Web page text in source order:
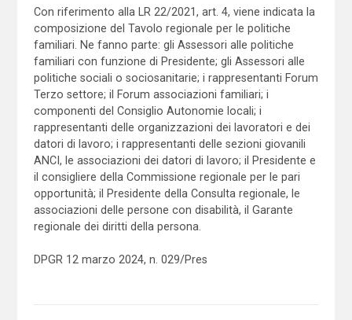
Con riferimento alla LR 22/2021, art. 4, viene indicata la
composizione del Tavolo regionale per le politiche
familiari. Ne fanno parte: gli Assessori alle politiche
familiari con funzione di Presidente; gli Assessori alle
politiche sociali o sociosanitarie; i rappresentanti Forum
Terzo settore; il Forum associazioni familiari; i
componenti del Consiglio Autonomie locali; i
rappresentanti delle organizzazioni dei lavoratori e dei
datori di lavoro; i rappresentanti delle sezioni giovanili
ANCI, le associazioni dei datori di lavoro; il Presidente e
il consigliere della Commissione regionale per le pari
opportunità; il Presidente della Consulta regionale, le
associazioni delle persone con disabilità, il Garante
regionale dei diritti della persona.
DPGR 12 marzo 2024, n. 029/Pres